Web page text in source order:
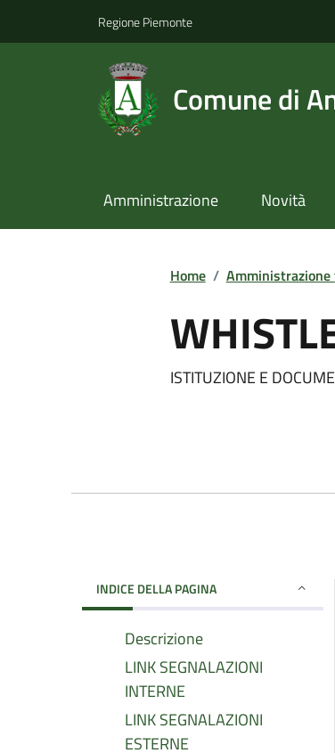
Regione Piemonte
Comune di
Amministrazione Novità
Home /
ISTITUZIONE E
INDICE DELLA PAGINA
Descrizione
LINK SEGNALAZIONI
INTERNE
LINK SEGNALAZIONI
ESTERNE